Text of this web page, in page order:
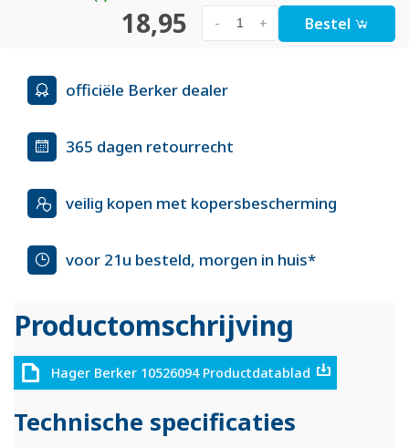
18,95 +
- Bestel
officiële Berker dealer
365 dagen retourrecht
veilig kopen met kopersbescherming
voor 21u besteld, morgen in huis*
Productomschrijving
Hager Berker 10526094 Productdatablad
Technische specificaties